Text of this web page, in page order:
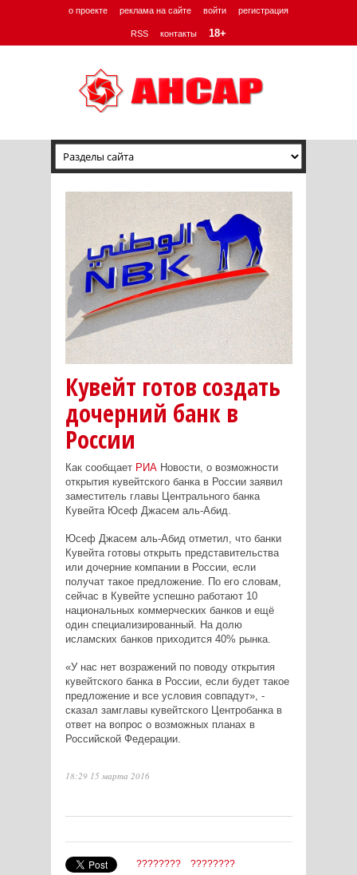
о проекте реклама на сайте войти регистрация
RSS контакты 18+
Кувейт готов создать
дочерний банк в
России
Как сообщает РИАНовости, о возможности
открытия кувейтского банка в России заявил
заместитель главы Центрального банка
Кувейта Юсеф Джасем аль-Абид.
Юсеф Джасем аль-Абид отметил, что банки
Кувейта готовы открыть представительства
или дочерние компании в России, если
получат такое предложение. По его словам,
сейчас в Кувейте успешно работают 10
национальных коммерческих банков и ещё
один специализированный. На долю
исламских банков приходится 40% рынка.
«У нас нет возражений по поводу открытия
кувейтского банка в России, если будет такое
предложение и все условия совпадут», -
сказал замглавы кувейтского Центробанка в
ответ на вопрос о возможных планах в
Российской Федерации.
18:29 15 марта 2016
???????? ????????